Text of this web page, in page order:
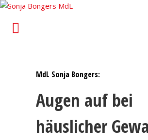
Sonja Bongers MdL
MdL Sonja Bongers:
Augen auf bei
häuslicher